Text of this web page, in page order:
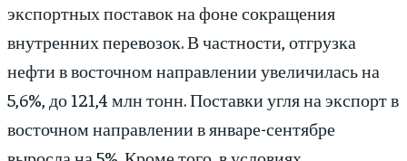
экспортных поставок на фоне сокращения
внутренних перевозок. В частности, отгрузка
нефти в восточном направлении увеличилась на
5,6%, до 121,4 млн тонн. Поставки угля на экспорт в
восточном направлении в январе-сентябре